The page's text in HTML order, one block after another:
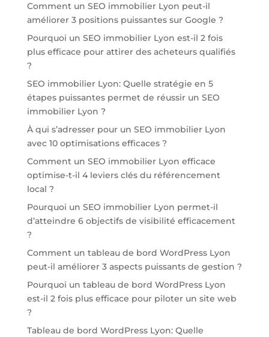
Comment un SEO immobilier Lyon peut-il
améliorer 3 positions puissantes sur Google ?
Pourquoi un SEO immobilier Lyon est-il 2 fois
plus efficace pour attirer des acheteurs qualifiés
?
SEO immobilier Lyon: Quelle stratégie en 5
étapes puissantes permet de réussir un SEO
immobilier Lyon ?
À qui s’adresser pour un SEO immobilier Lyon
avec 10 optimisations efficaces ?
Comment un SEO immobilier Lyon efficace
optimise-t-il 4 leviers clés du référencement
local ?
Pourquoi un SEO immobilier Lyon permet-il
d’atteindre 6 objectifs de visibilité efficacement
?
Comment un tableau de bord WordPress Lyon
peut-il améliorer 3 aspects puissants de gestion ?
Pourquoi un tableau de bord WordPress Lyon
est-il 2 fois plus efficace pour piloter un site web
?
Tableau de bord WordPress Lyon: Quelle